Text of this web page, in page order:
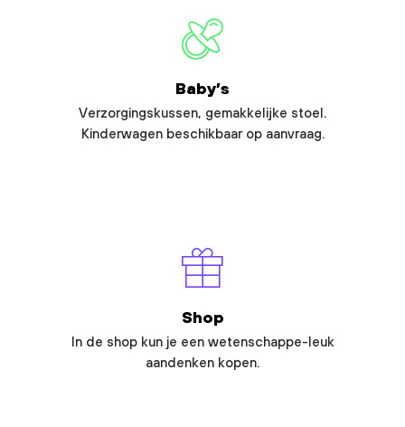
Baby’s
Verzorgingskussen, gemakkelijke stoel.
Kinderwagen beschikbaar op aanvraag.
Shop
In de shop kun je een wetenschappe-leuk
aandenken kopen.